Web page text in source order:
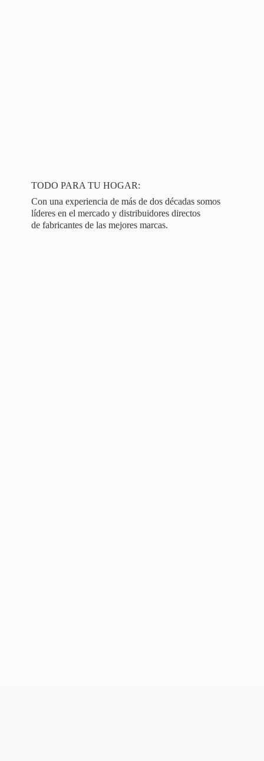
TODO PARA TU HOGAR:
Con una experiencia de más de dos décadas somos
líderes en el mercado y distribuidores directos
de fabricantes de las mejores marcas.